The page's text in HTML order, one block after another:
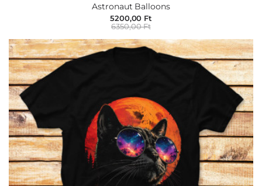
Astronaut Balloons
5200,00 Ft
6350,00 Ft